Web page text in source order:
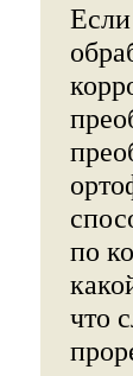
по
что